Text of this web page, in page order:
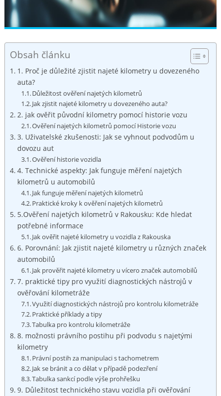
Obsah článku
1. Proč je důležité zjistit najeté kilometry u dovezeného
auta?
Důležitost ověření najetých kilometrů
Jak zjistit najeté kilometry u dovezeného auta?
2. jak ověřit původní kilometry pomocí historie vozu
Ověření najetých kilometrů pomocí Historie vozu
3. Uživatelské zkušenosti: Jak se vyhnout podvodům u
dovozu aut
Ověření historie vozidla
4. Technické aspekty: Jak funguje měření najetých
kilometrů u automobilů
Jak funguje měření najetých kilometrů
Praktické kroky k ověření najetých kilometrů
5.Ověření najetých kilometrů v Rakousku: Kde hledat
potřebné informace
Jak ověřit najeté kilometry u vozidla z Rakouska
6. Porovnání: Jak zjistit najeté kilometry u různých značek
automobilů
Jak prověřit najeté kilometry u vícero značek automobilů
7. praktické tipy pro využití diagnostických nástrojů v
ověřování kilometráže
Využití diagnostických nástrojů pro kontrolu kilometráže
Praktické příklady a tipy
Tabulka pro kontrolu kilometráže
8. možnosti právního postihu při podvodu s najetými
kilometry
Právní postih za manipulaci s tachometrem
Jak se bránit a co dělat v případě podezření
Tabulka sankcí podle výše prohřešku
9. Důležitost technického stavu vozidla při ověřování